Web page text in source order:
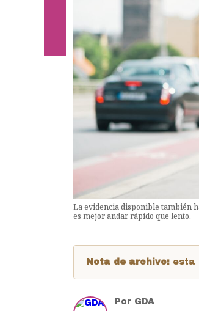
La evidencia disponible también
es mejor andar rápido que lento.
Nota de archivo: esta
Por GDA